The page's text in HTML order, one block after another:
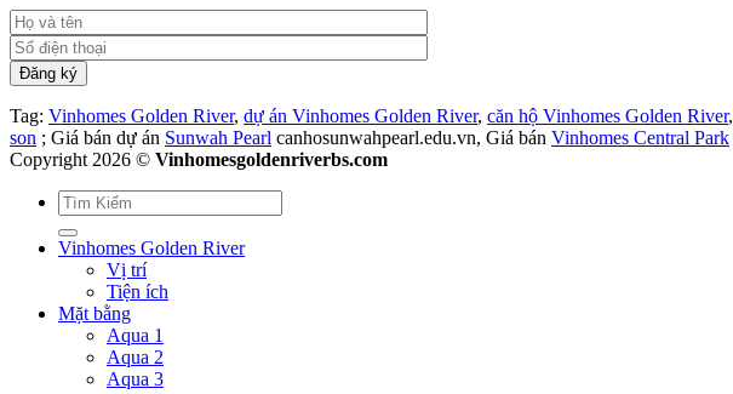
Tag: Vinhomes Golden River, dự án Vinhomes Golden River, căn hộ Vinhomes Golden River,
son ; Giá bán dự án Sunwah Pearl canhosunwahpearl.edu.vn, Giá bán Vinhomes Central Park
Copyright 2026 © Vinhomesgoldenriverbs.com
Vinhomes Golden River
Vị trí
Tiện ích
Mặt bằng
Aqua 1
Aqua 2
Aqua 3